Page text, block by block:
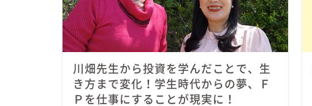
川畑先生から投資を学んだことで、生
き方まで変化！学生時代からの夢、Ｆ
Ｐを仕事にすることが現実に！